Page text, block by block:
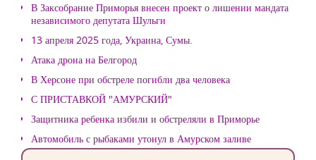
В Заксобрание Приморья внесен проект о лишении мандата
независимого депутата Шульги
13 апреля 2025 года, Украина, Сумы.
Атака дрона на Белгород
В Херсоне при обстреле погибли два человека
С ПРИСТАВКОЙ "АМУРСКИЙ"
Защитника ребенка избили и обстреляли в Приморье
Автомобиль с рыбаками утонул в Амурском заливе